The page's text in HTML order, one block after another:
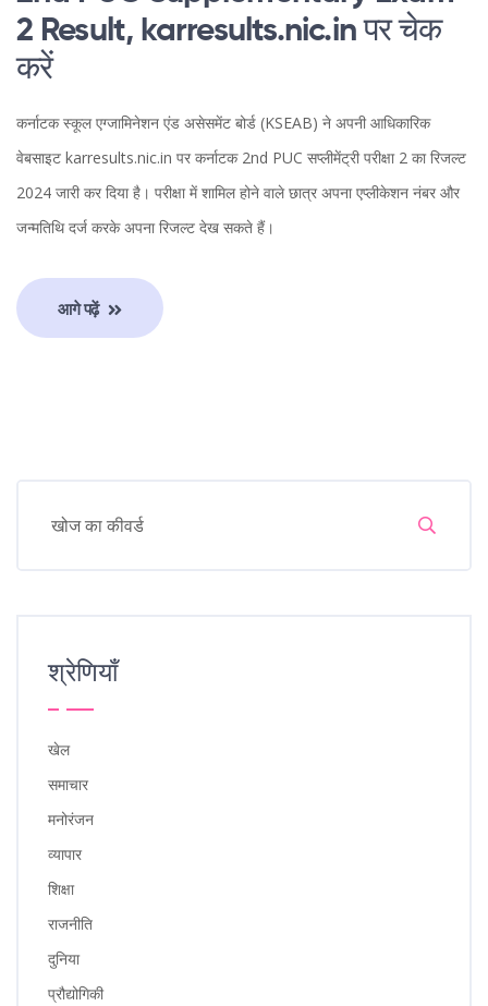
2 Result, karresults.nic.in पर चेक
करें
कर्नाटक स्कूल एग्जामिनेशन एंड असेसमेंट बोर्ड (KSEAB) ने अपनी आधिकारिक
वेबसाइट karresults.nic.in पर कर्नाटक 2nd PUC सप्लीमेंट्री परीक्षा 2 का रिजल्ट
2024 जारी कर दिया है। परीक्षा में शामिल होने वाले छात्र अपना एप्लीकेशन नंबर और
जन्मतिथि दर्ज करके अपना रिजल्ट देख सकते हैं।
आगे पढ़ें
श्रेणियाँ
खेल
समाचार
मनोरंजन
व्यापार
शिक्षा
राजनीति
दुनिया
प्रौद्योगिकी